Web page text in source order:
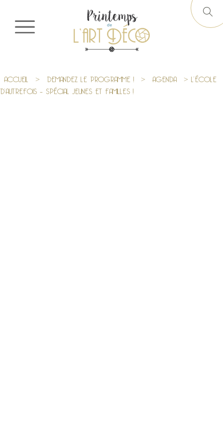
ACCUEIL > DEMANDEZ LE PROGRAMME ! > AGENDA > L’ÉCOLE
D’AUTREFOIS – SPÉCIAL JEUNES ET FAMILLES !